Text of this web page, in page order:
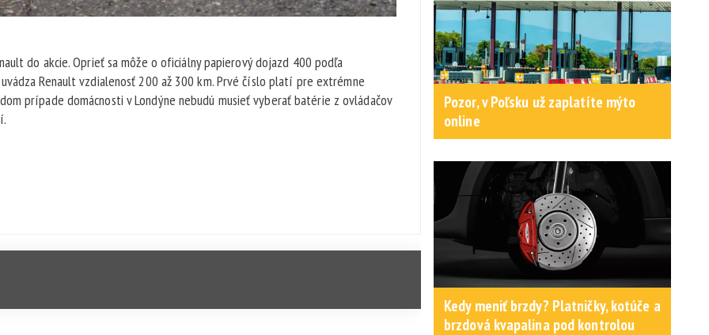
do akcie. Oprieť sa môže o oficiálny papierový dojazd 400 podľa
Renault vzdialenosť 200 až 300 km. Prvé číslo platí pre extrémne
prípade domácnosti v Londýne nebudú musieť vyberať batérie z ovládačov
Pozor, v Poľsku už zaplatíte mýto
online
Kedy meniť brzdy? Platničky, kotúče a
brzdová kvapalina pod kontrolou